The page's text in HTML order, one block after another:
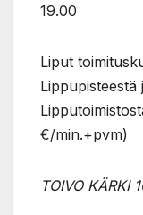
19.00
Liput
€/min.+pvm)
TOIVO KÄRKI